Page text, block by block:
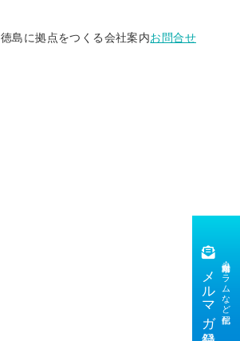
徳島に拠点をつくる 会社案内お問合せ
市場動向・コラムなど配信
メルマガ登録